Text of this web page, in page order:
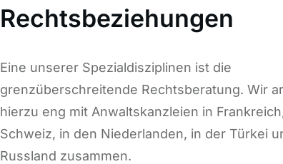
Rechtsbeziehungen
Eine unserer Spezialdisziplinen ist die
grenzüberschreitende Rechtsberatung. Wir
hierzu eng mit Anwaltskanzleien in
Schweiz, in den Niederlanden, in der Türkei
Russland zusammen.